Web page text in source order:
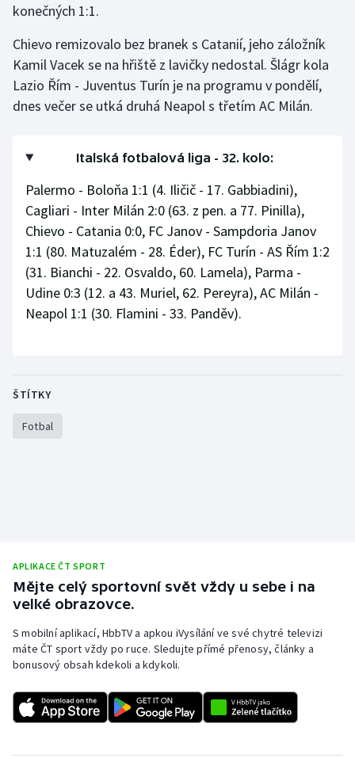
konečných 1:1.
Chievo remizovalo bez branek s Catanií, jeho záložník
Kamil Vacek se na hřiště z lavičky nedostal. Šlágr kola
Lazio Řím - Juventus Turín je na programu v pondělí,
dnes večer se utká druhá Neapol s třetím AC Milán.
Italská fotbalová liga - 32. kolo:
Palermo - Boloňa 1:1 (4. Iličič - 17. Gabbiadini),
Cagliari - Inter Milán 2:0 (63. z pen. a 77. Pinilla),
Chievo - Catania 0:0, FC Janov - Sampdoria Janov
1:1 (80. Matuzalém - 28. Éder), FC Turín - AS Řím 1:2
(31. Bianchi - 22. Osvaldo, 60. Lamela), Parma -
Udine 0:3 (12. a 43. Muriel, 62. Pereyra), AC Milán -
Neapol 1:1 (30. Flamini - 33. Panděv).
ŠTÍTKY
Fotbal
APLIKACE ČT SPORT
Mějte celý sportovní svět vždy u sebe i na
velké obrazovce.
S mobilní aplikací, HbbTV a apkou iVysílání ve své chytré televizi
máte ČT sport vždy po ruce. Sledujte přímé přenosy, články a
bonusový obsah kdekoli a kdykoli.